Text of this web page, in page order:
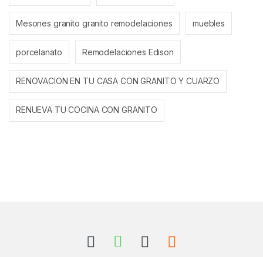
Mesones granito granito remodelaciones muebles
porcelanato Remodelaciones Edison
RENOVACION EN TU CASA CON GRANITO Y CUARZO
RENUEVA TU COCINA CON GRANITO